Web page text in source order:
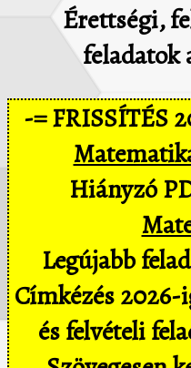
Érettségi,
feladatok
-= FRISSÍTÉS
Hiányzó
Legújabb
Címkézés
és felvételi